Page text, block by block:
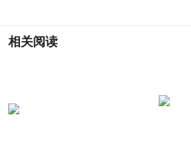
相关阅读